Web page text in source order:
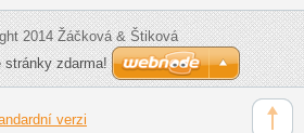
2014 Žáčková & Štiková
stránky zdarma!
verzi